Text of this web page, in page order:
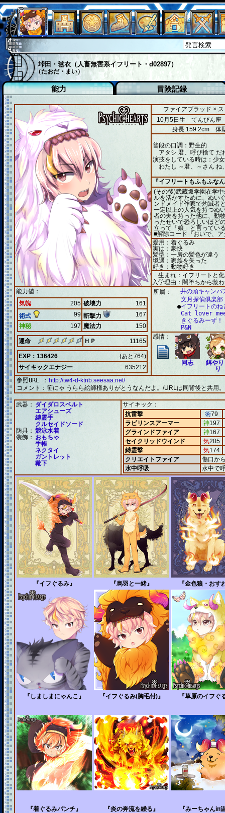
垰田・毬衣（人畜無害系イフリート・d02897）
（たおだ・まい）
能力 冒険記録
ファイアブラッド ×
10月5日生 てんびん座
身長:159.2cm 体
普段の口調：野生的
アタシ 君、呼び捨て だ
演技をしている時は：少女
わたし ～君、～さん ね
『イフリートもふもふな
(その後)武蔵坂学園在学
ルを活かすために、ぬい
ンドメイド作家で灼滅者
一定以上の人気を持つぬ
者の夫を持った他に、動
ったせいで恐ろしいほど
立って「娘」と言ってい
■解除コード『おいで、
愛用：着ぐるみ
実は：豪快
髪型：一房の髪色が違う
境遇：家族を失った
好き：動物好き
生まれ：イフリートと
入学理由：闇堕ちから救
能力値：
気魄
205 破壊力
161
術式
99 斬撃力
167
神秘
197 魔法力 150
運命 ＨＰ 11165
EXP：136426
(あと764)
サイキックエナジー
635212
所属：
井の頭キャン
文月探偵倶楽部
●イフリートのね
Cat lover
きぐるみーず！
P&N
感情：
同志
餌や
り
参照URL ： http://tw4-d-ktnb.seesaa.net/
コメント： 笹にゃ うらら絵師様ありがとうなんだよ。/URLは同背後と共用
武器： ダイダロスベルト
エアシューズ
縛霊手
クルセイドソード
防具： 競泳水着
装飾： おもちゃ
手帳
ネクタイ
ガントレット
靴下
サイキック：
抗雷撃
術79
ラビリンスアーマー
神197
グラインドファイア
神167
セイクリッドウインド
気205
縛霊撃
気174
クリエイトファイア
傷口か
水中呼吸
水中で
『イフぐるみ』 『烏羽と一緒』 『金色狼・おす
『しましまにゃんこ』 『イフぐるみ(胸毛付)』 『草原のイフぐ
『着ぐるみパンチ』 『炎の奔流を繰る』 『みーちゃんin